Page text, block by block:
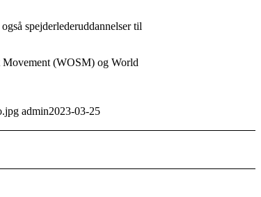
spejderlederuddannelser til
Movement (WOSM) og World
admin2023-03-25